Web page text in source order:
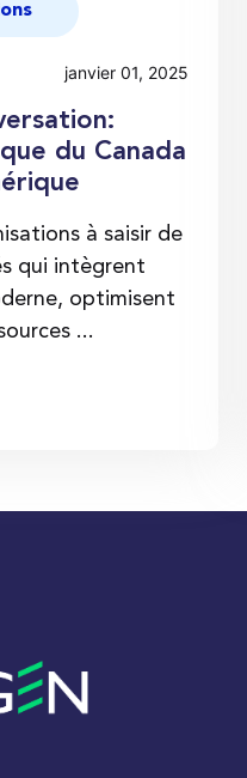
janvier 01, 2025
du Canada
à saisir de
qui intègrent
optimisent
...